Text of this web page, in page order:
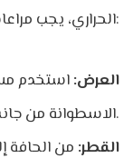
الحراري، يجبالتالية:
العرض:استخدم
الاسطوانة من جانب إلى آخر.
القطر: من الحافة